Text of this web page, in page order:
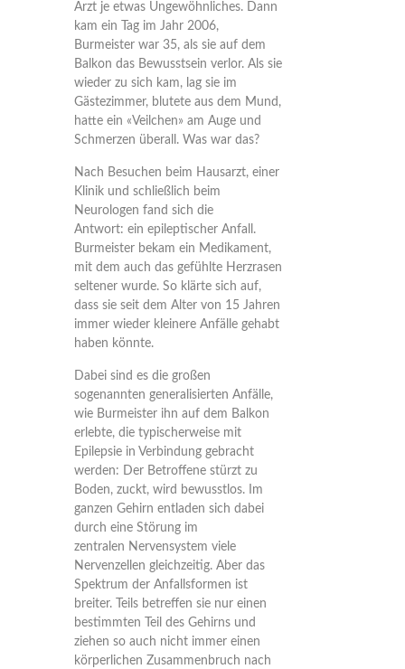
Arzt je etwas Ungewöhnliches. Dann
kam ein Tag im Jahr 2006,
Burmeister war 35, als sie auf dem
Balkon das Bewusstsein verlor. Als sie
wieder zu sich kam, lag sie im
Gästezimmer, blutete aus dem Mund,
hatte ein «Veilchen» am Auge und
Schmerzen überall. Was war das?
Nach Besuchen beim Hausarzt, einer
Klinik und schließlich beim
Neurologen fand sich die
Antwort: ein epileptischer Anfall.
Burmeister bekam ein Medikament,
mit dem auch das gefühlte Herzrasen
seltener wurde. So klärte sich auf,
dass sie seit dem Alter von 15 Jahren
immer wieder kleinere Anfälle gehabt
haben könnte.
Dabei sind es die großen
sogenannten generalisierten Anfälle,
wie Burmeister ihn auf dem Balkon
erlebte, die typischerweise mit
Epilepsie in Verbindung gebracht
werden: Der Betroffene stürzt zu
Boden, zuckt, wird bewusstlos. Im
ganzen Gehirn entladen sich dabei
durch eine Störung im
zentralen Nervensystem viele
Nervenzellen gleichzeitig. Aber das
Spektrum der Anfallsformen ist
breiter. Teils betreffen sie nur einen
bestimmten Teil des Gehirns und
ziehen so auch nicht immer einen
körperlichen Zusammenbruch nach